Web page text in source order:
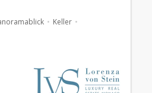
Keller